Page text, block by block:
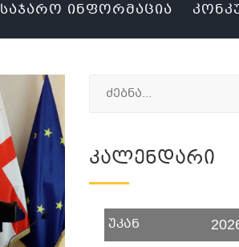
ᲡᲐᲯᲐᲠᲝ ᲘᲜᲤᲝᲠᲛᲐᲪᲘᲐ
Კალენდარი
უკან